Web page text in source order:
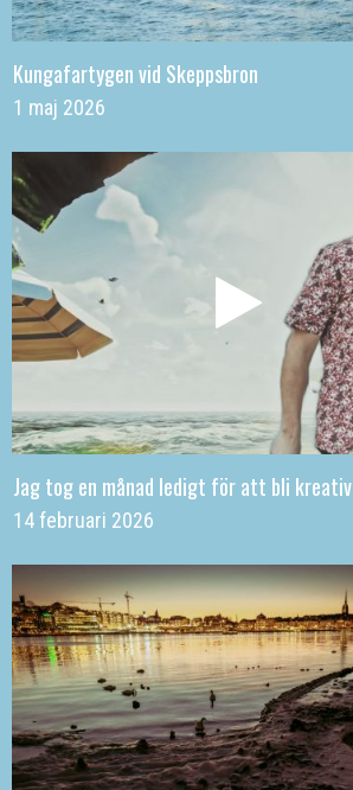
Kungafartygen vid Skeppsbron
1 maj 2026
Jag tog en månad ledigt för att bli kreativ
14 februari 2026